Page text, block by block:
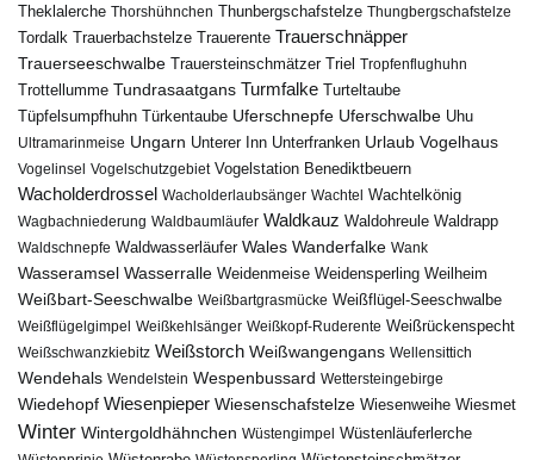
Theklalerche Thorshühnchen Thunbergschafstelze Thungbergschafstelze
Tordalk Trauerbachstelze Trauerente Trauerschnäpper
Trauerseeschwalbe Trauersteinschmätzer Triel Tropfenflughuhn
Trottellumme Tundrasaatgans Turmfalke Turteltaube
Tüpfelsumpfhuhn
Türkentaube Uferschnepfe Uferschwalbe Uhu
Ultramarinmeise Ungarn Unterer Inn Unterfranken Urlaub Vogelhaus
Vogelinsel Vogelschutzgebiet Vogelstation Benediktbeuern
Wacholderdrossel Wacholderlaubsänger Wachtel Wachtelkönig
Wagbachniederung Waldbaumläufer Waldkauz Waldohreule Waldrapp
Waldschnepfe Waldwasserläufer Wales Wanderfalke Wank
Wasseramsel Wasserralle Weidenmeise Weidensperling Weilheim
Weißbart-Seeschwalbe Weißbartgrasmücke Weißflügel-Seeschwalbe
Weißflügelgimpel Weißkehlsänger Weißkopf-Ruderente Weißrückenspecht
Weißschwanzkiebitz Weißstorch Weißwangengans Wellensittich
Wendehals Wendelstein Wespenbussard Wettersteingebirge
Wiedehopf Wiesenpieper Wiesenschafstelze Wiesenweihe Wiesmet
Winter Wintergoldhähnchen Wüstengimpel Wüstenläuferlerche